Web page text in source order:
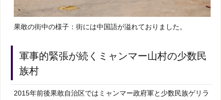
果敢の街中の様子：街には中国語が溢れておりました。
軍事的緊張が続くミャンマー山村の少数民
族村
2015年前後果敢自治区ではミャンマー政府軍と少数民族ゲリラ